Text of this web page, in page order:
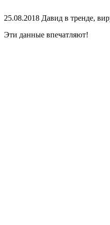
25.08.2018 Давид в тренде,
Эти данные впечатляют!